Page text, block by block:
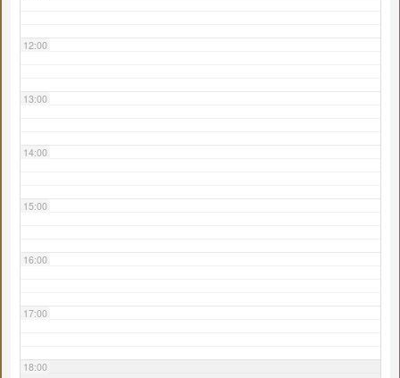
12:00
13:00
14:00
15:00
16:00
17:00
18:00